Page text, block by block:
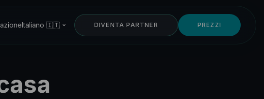
Italiano 🇮🇹 DIVENTA PARTNER PREZZI